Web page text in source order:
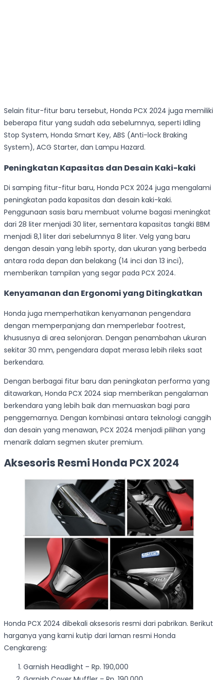
Selain fitur-fitur baru tersebut, Honda PCX 2024 juga memiliki
beberapa fitur yang sudah ada sebelumnya, seperti Idling
Stop System, Honda Smart Key, ABS (Anti-lock Braking
System), ACG Starter, dan Lampu Hazard.
Peningkatan Kapasitas dan Desain Kaki-kaki
Di samping fitur-fitur baru, Honda PCX 2024 juga mengalami
peningkatan pada kapasitas dan desain kaki-kaki.
Penggunaan sasis baru membuat volume bagasi meningkat
dari 28 liter menjadi 30 liter, sementara kapasitas tangki BBM
menjadi 8,1 liter dari sebelumnya 8 liter. Velg yang baru
dengan desain yang lebih sporty, dan ukuran yang berbeda
antara roda depan dan belakang (14 inci dan 13 inci),
memberikan tampilan yang segar pada PCX 2024.
Kenyamanan dan Ergonomi yang Ditingkatkan
Honda juga memperhatikan kenyamanan pengendara
dengan memperpanjang dan memperlebar footrest,
khususnya di area selonjoran. Dengan penambahan ukuran
sekitar 30 mm, pengendara dapat merasa lebih rileks saat
berkendara.
Dengan berbagai fitur baru dan peningkatan performa yang
ditawarkan, Honda PCX 2024 siap memberikan pengalaman
berkendara yang lebih baik dan memuaskan bagi para
penggemarnya. Dengan kombinasi antara teknologi canggih
dan desain yang menawan, PCX 2024 menjadi pilihan yang
menarik dalam segmen skuter premium.
Aksesoris Resmi Honda PCX 2024
Honda PCX 2024 dibekali aksesoris resmi dari pabrikan. Berikut
harganya yang kami kutip dari laman resmi Honda
Cengkareng:
Garnish Headlight – Rp. 190,000